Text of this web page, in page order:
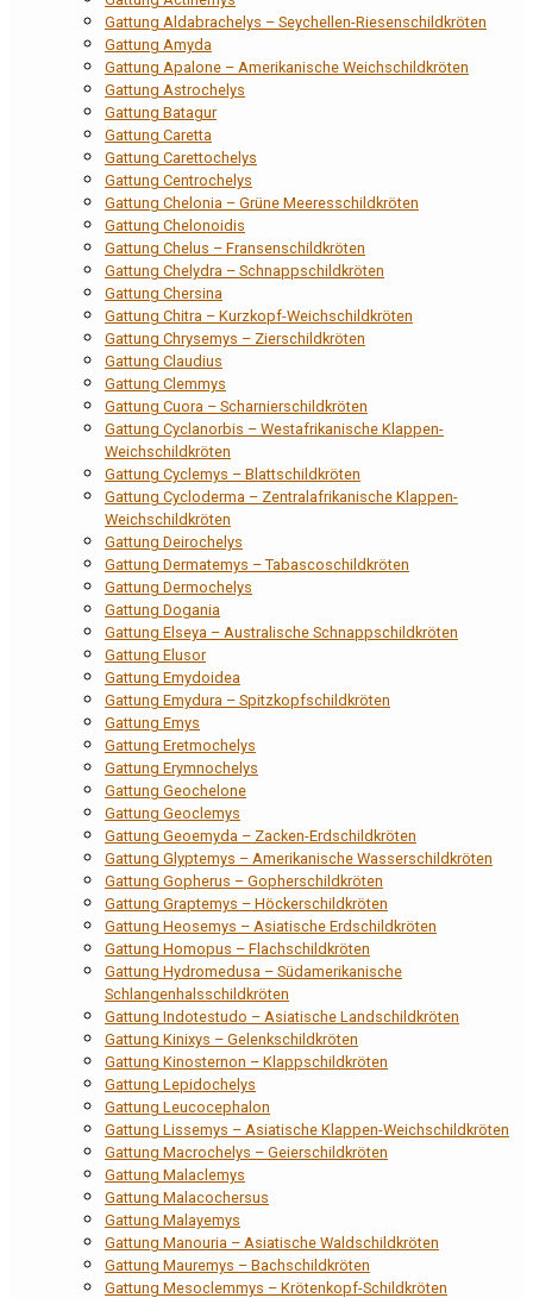
Gattung Aldabrachelys – Seychellen-Riesenschildkröten
Gattung Amyda
Gattung Apalone – Amerikanische Weichschildkröten
Gattung Astrochelys
Gattung Batagur
Gattung Caretta
Gattung Carettochelys
Gattung Centrochelys
Gattung Chelonia – Grüne Meeresschildkröten
Gattung Chelonoidis
Gattung Chelus – Fransenschildkröten
Gattung Chelydra – Schnappschildkröten
Gattung Chersina
Gattung Chitra – Kurzkopf-Weichschildkröten
Gattung Chrysemys – Zierschildkröten
Gattung Claudius
Gattung Clemmys
Gattung Cuora – Scharnierschildkröten
Gattung Cyclanorbis – Westafrikanische Klappen-
Weichschildkröten
Gattung Cyclemys – Blattschildkröten
Gattung Cycloderma – Zentralafrikanische Klappen-
Weichschildkröten
Gattung Deirochelys
Gattung Dermatemys – Tabascoschildkröten
Gattung Dermochelys
Gattung Dogania
Gattung Elseya – Australische Schnappschildkröten
Gattung Elusor
Gattung Emydoidea
Gattung Emydura – Spitzkopfschildkröten
Gattung Emys
Gattung Eretmochelys
Gattung Erymnochelys
Gattung Geochelone
Gattung Geoclemys
Gattung Geoemyda – Zacken-Erdschildkröten
Gattung Glyptemys – Amerikanische Wasserschildkröten
Gattung Gopherus – Gopherschildkröten
Gattung Graptemys – Höckerschildkröten
Gattung Heosemys – Asiatische Erdschildkröten
Gattung Homopus – Flachschildkröten
Gattung Hydromedusa – Südamerikanische
Schlangenhalsschildkröten
Gattung Indotestudo – Asiatische Landschildkröten
Gattung Kinixys – Gelenkschildkröten
Gattung Kinosternon – Klappschildkröten
Gattung Lepidochelys
Gattung Leucocephalon
Gattung Lissemys – Asiatische Klappen-Weichschildkröten
Gattung Macrochelys – Geierschildkröten
Gattung Malaclemys
Gattung Malacochersus
Gattung Malayemys
Gattung Manouria – Asiatische Waldschildkröten
Gattung Mauremys – Bachschildkröten
Gattung Mesoclemmys – Krötenkopf-Schildkröten